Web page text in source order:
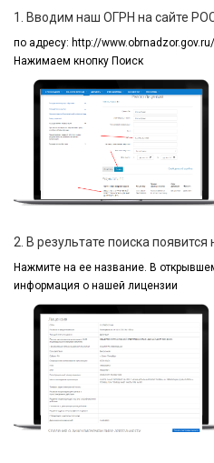
1. Вводим наш ОГРН на сайте
по адресу: http://
Нажимаем кнопку Поиск
2. В результате поиска
Нажмите на ее название. В
информация о нашей лицензии